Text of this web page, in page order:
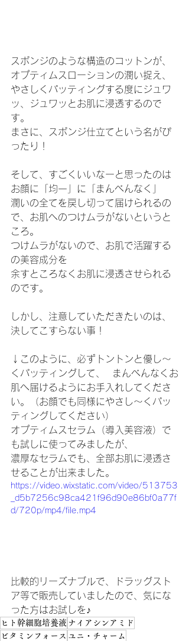
スポンジのような構造のコットンが、
オプティムスローションの潤い捉え、
やさしくパッティングする度にジュワ
ッ、ジュワッとお肌に浸透するので
す。
まさに、スポンジ仕立てという名がぴ
ったり！
そして、すごくいいなーと思ったのは
お顔に「均一」に「まんべんなく」
潤いの全てを戻し切って届けられるの
で、お肌へのつけムラがないというと
ころ。
つけムラがないので、お肌で活躍する
の美容成分を
余すところなくお肌に浸透させられる
のです。
しかし、注意していただきたいのは、
決してこすらない事！
↓このように、必ずトントンと優し～
くパッティングして、  まんべんなくお
肌へ届けるようにお手入れしてくださ
い。（お顔でも同様にやさし～くパッ
ティングしてください）
オプティムスセラム（導入美容液）で
も試しに使ってみましたが、
濃厚なセラムでも、全部お肌に浸透さ
せることが出来ました。
https://video.wixstatic.com/video/513753
_d5b7256c98ca421f96d90e86bf0a77f
d/720p/mp4/file.mp4
比較的リーズナブルで、ドラッグスト
ア等で販売していましたので、気にな
った方はお試しを♪
ヒト幹細胞培養液 ナイアシンアミド
ビタミンフォース ユニ・チャーム